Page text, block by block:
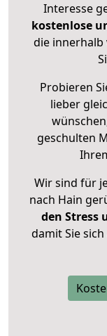
Interesse
kostenlose
die innerhalb
Probieren
lieber
geschulten
Wir sind für
nach Hain
den Stress
damit Sie